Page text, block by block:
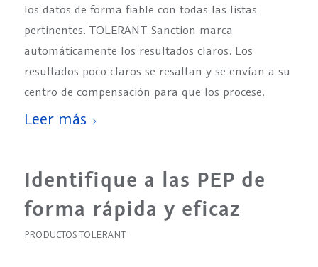
los datos de forma fiable con todas las listas
pertinentes. TOLERANT Sanction marca
automáticamente los resultados claros. Los
resultados poco claros se resaltan y se envían a su
centro de compensación para que los procese.
Leer más
Identifique a las PEP de
forma rápida y eficaz
PRODUCTOS TOLERANT